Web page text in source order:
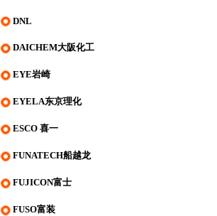
DNL
DAICHEM大阪化工
EYE岩崎
EYELA东京理化
ESCO 喜一
FUNATECH船越龙
FUJICON富士
FUSO富装